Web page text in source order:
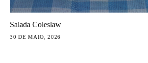
Salada Coleslaw
30 DE MAIO, 2026